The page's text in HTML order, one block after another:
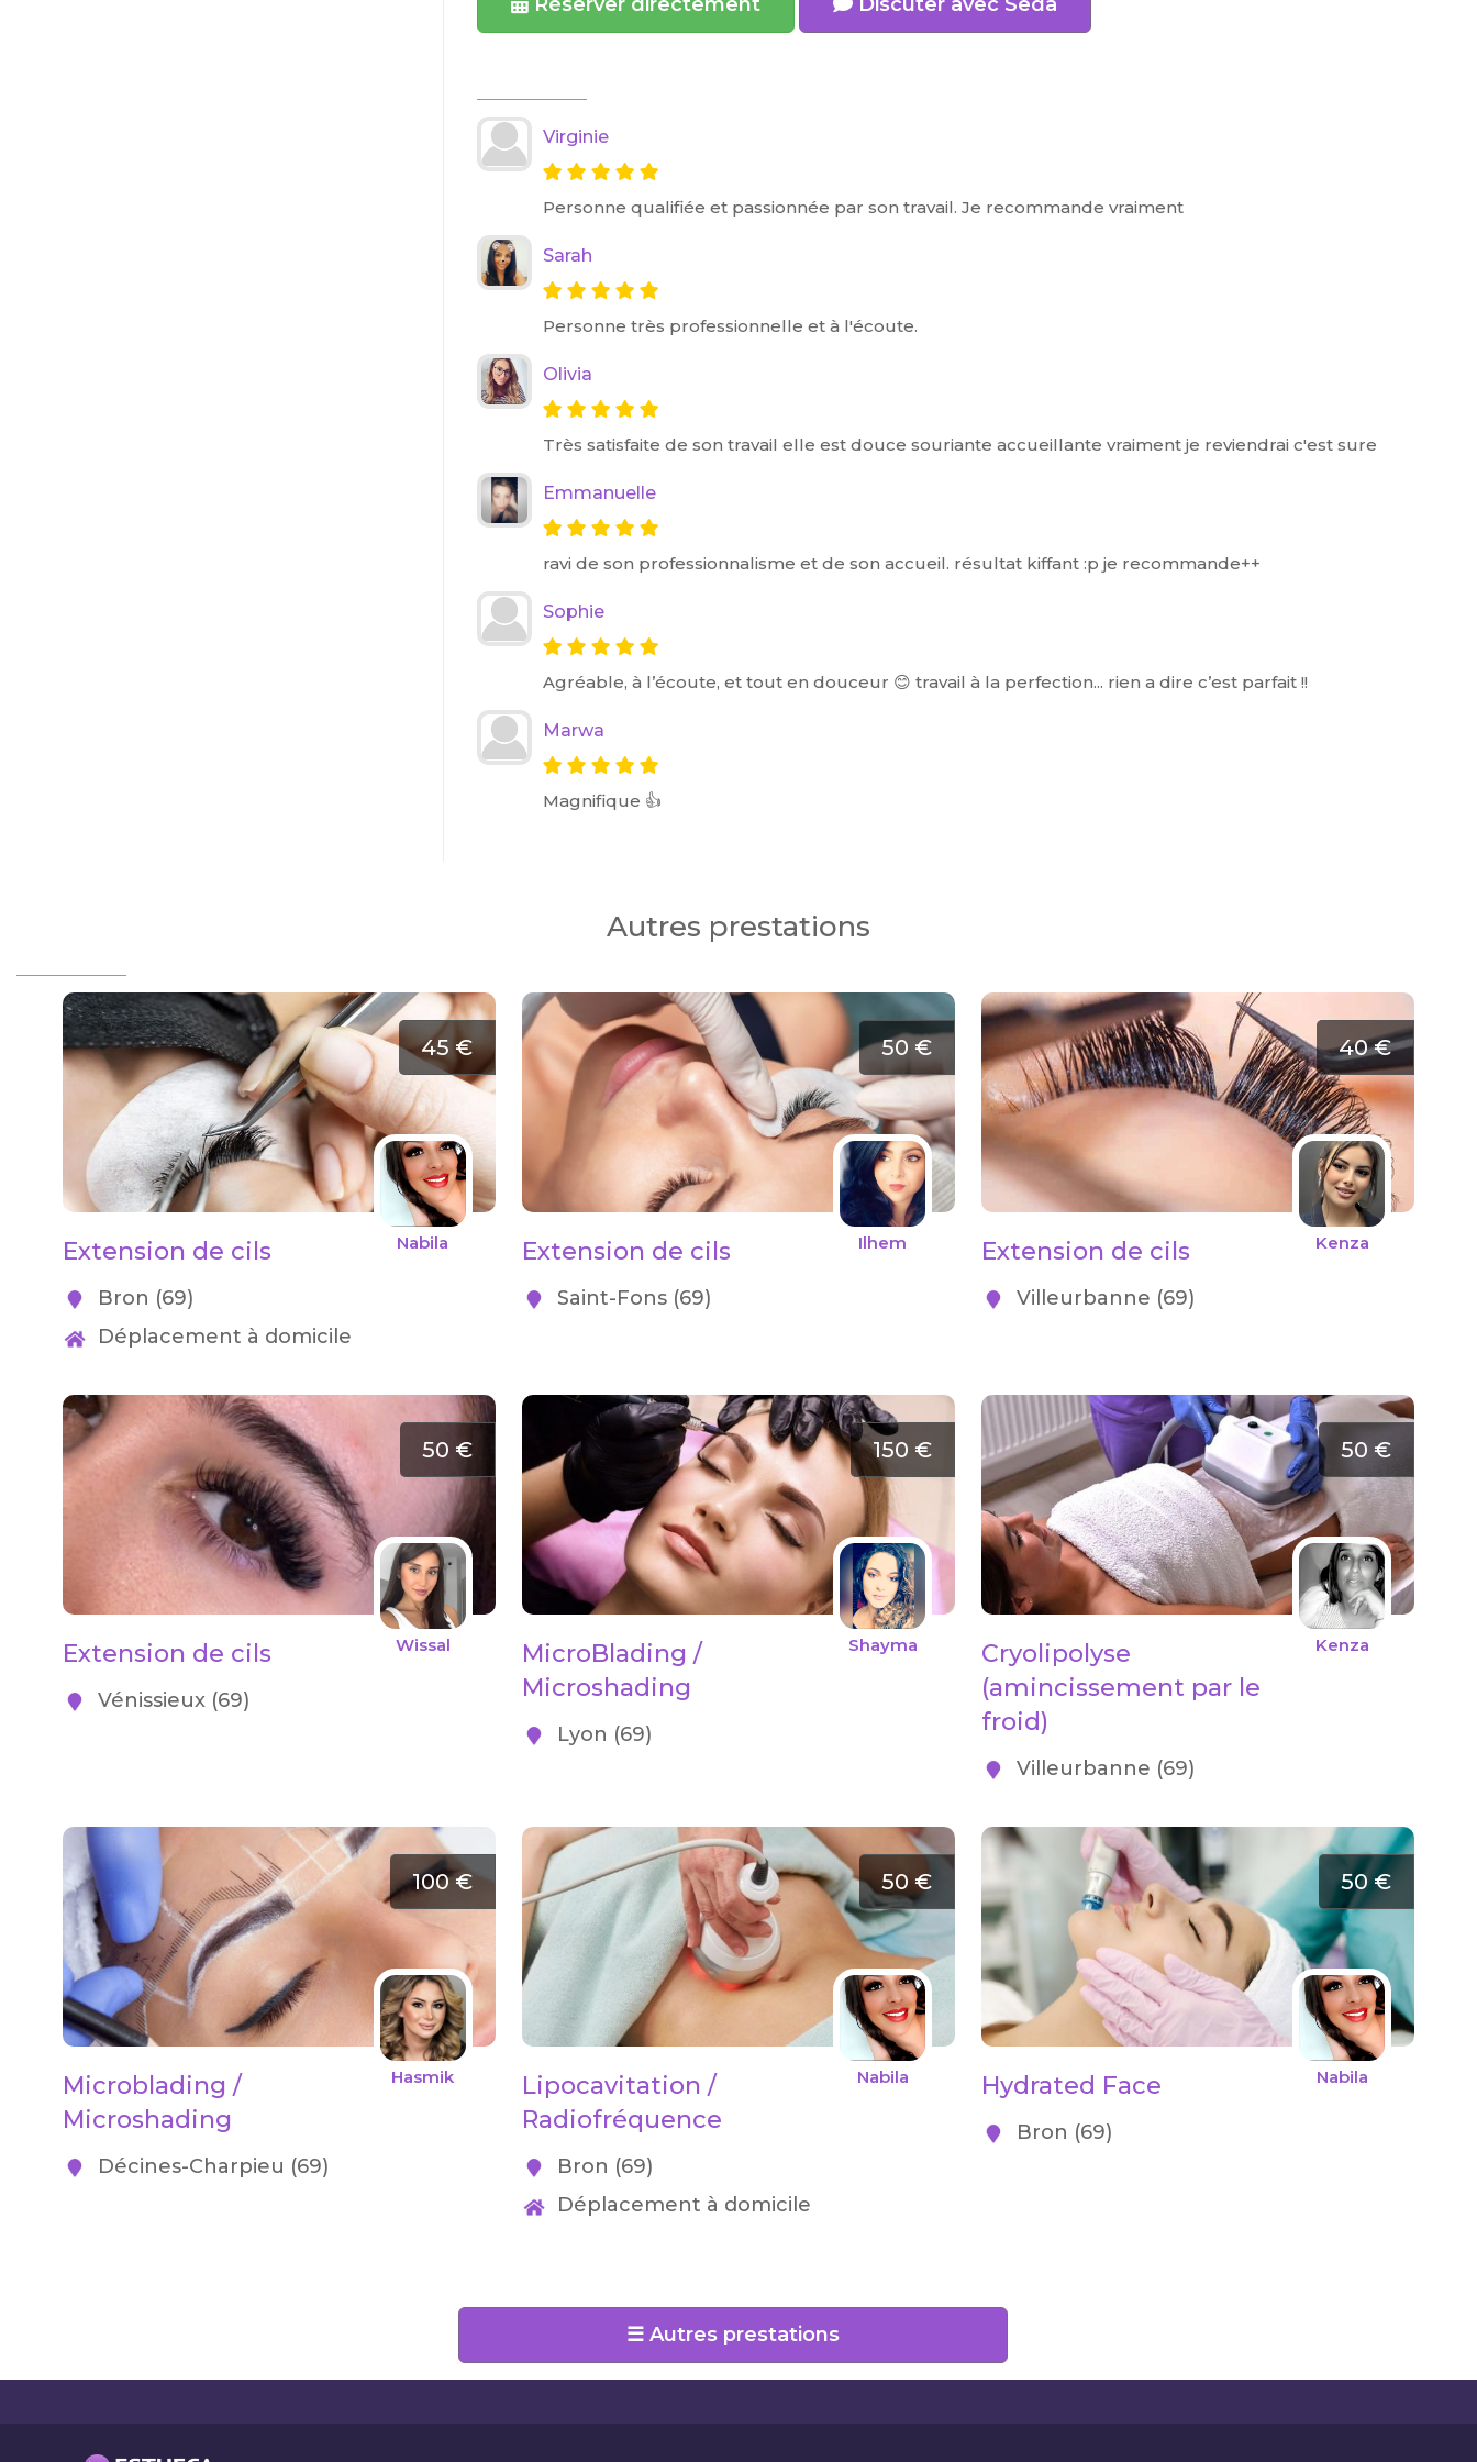
Virginie
Personne qualifiée et passionnée par son travail. Je recommande vraiment
Sarah
Personne très professionnelle et à l'écoute.
Olivia
Très satisfaite de son travail elle est douce souriante accueillante vraiment je reviendrai c'est sure
Emmanuelle
ravi de son professionnalisme et de son accueil. résultat kiffant :p je recommande++
Sophie
Agréable, à l’écoute, et tout en douceur 😊 travail à la perfection... rien a dire c’est parfait !!
Marwa
Magnifique 👍
Autres prestations
45 €
Nabila
Extension de cils
Bron (69)
Déplacement à domicile
50 €
Ilhem
Extension de cils
Saint-Fons (69)
40 €
Kenza
Extension de cils
Villeurbanne (69)
50 €
Wissal
Extension de cils
Vénissieux (69)
150 €
Shayma
MicroBlading /
Microshading
Lyon (69)
50 €
Kenza
Cryolipolyse
(amincissement par le
froid)
Villeurbanne (69)
100 €
Hasmik
Microblading /
Microshading
Décines-Charpieu (69)
50 €
Nabila
Lipocavitation /
Radiofréquence
Bron (69)
Déplacement à domicile
50 €
Nabila
Hydrated Face
Bron (69)
☰ Autres prestations